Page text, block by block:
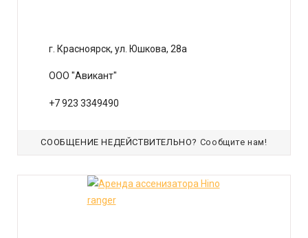
г. Красноярск, ул. Юшкова, 28а
ООО "Авикант"
+7 923 3349490
СООБЩЕНИЕ НЕДЕЙСТВИТЕЛЬНО? Сообщите нам!